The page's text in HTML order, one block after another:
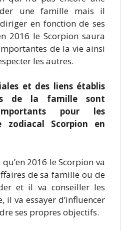
une famille mais il
en fonction de ses
2016 le Scorpion saura
de la vie ainsi
les autres.
et des liens établis
de la famille sont
pour les
zodiacal Scorpion en
2016 le Scorpion va
de sa famille ou de
et il va conseiller les
il va essayer d’influencer
ses propres objectifs.